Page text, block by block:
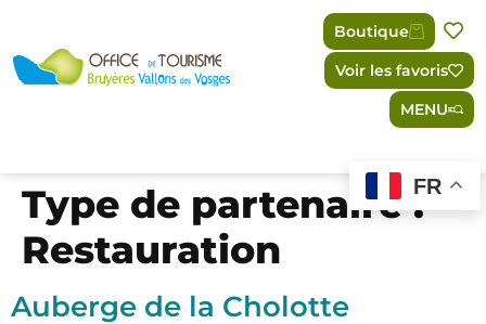
Boutique
Voir les favoris
MENU
FR
Type de partenaire :
Restauration
Auberge de la Cholotte